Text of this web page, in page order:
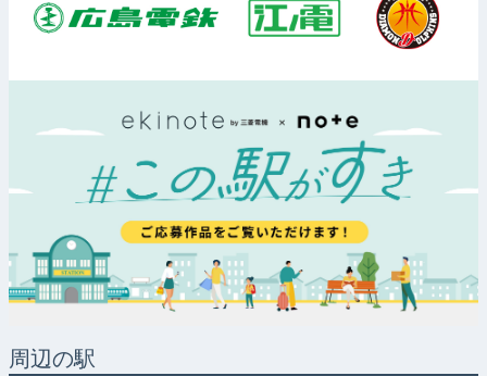
周辺の駅